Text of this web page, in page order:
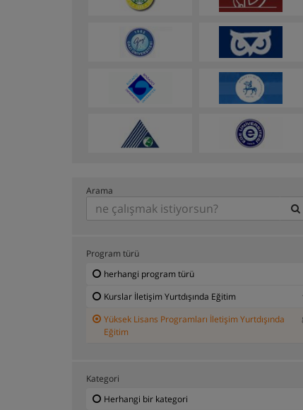
Arama
Program türü
herhangi program türü
Kurslar İletişim Yurtdışında Eğitim
Yüksek Lisans Programları İletişim Yurtdışında
Eğitim
Kategori
Herhangi bir kategori